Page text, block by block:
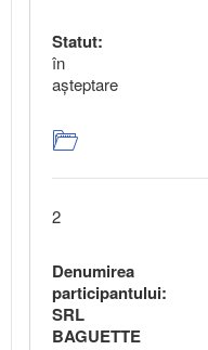
Statut:
în
aşteptare
2
Denumirea
participantului:
SRL
BAGUETTE